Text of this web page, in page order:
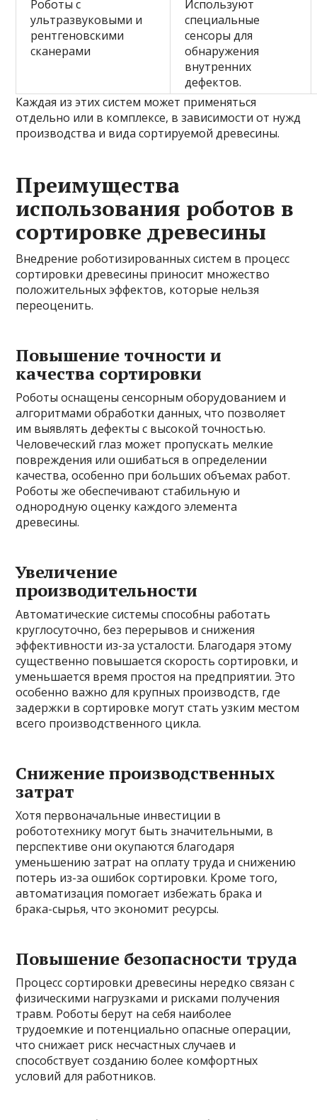
Роботы с
ультразвуковыми и
рентгеновскими
сканерами
Используют
специальные
сенсоры для
обнаружения
внутренних
дефектов.
Каждая из этих систем может применяться
отдельно или в комплексе, в зависимости от нужд
производства и вида сортируемой древесины.
Преимущества
использования роботов в
сортировке древесины
Внедрение роботизированных систем в процесс
сортировки древесины приносит множество
положительных эффектов, которые нельзя
переоценить.
Повышение точности и
качества сортировки
Роботы оснащены сенсорным оборудованием и
алгоритмами обработки данных, что позволяет
им выявлять дефекты с высокой точностью.
Человеческий глаз может пропускать мелкие
повреждения или ошибаться в определении
качества, особенно при больших объемах работ.
Роботы же обеспечивают стабильную и
однородную оценку каждого элемента
древесины.
Увеличение
производительности
Автоматические системы способны работать
круглосуточно, без перерывов и снижения
эффективности из-за усталости. Благодаря этому
существенно повышается скорость сортировки, и
уменьшается время простоя на предприятии. Это
особенно важно для крупных производств, где
задержки в сортировке могут стать узким местом
всего производственного цикла.
Снижение производственных
затрат
Хотя первоначальные инвестиции в
робототехнику могут быть значительными, в
перспективе они окупаются благодаря
уменьшению затрат на оплату труда и снижению
потерь из-за ошибок сортировки. Кроме того,
автоматизация помогает избежать брака и
брака-сырья, что экономит ресурсы.
Повышение безопасности труда
Процесс сортировки древесины нередко связан с
физическими нагрузками и рисками получения
травм. Роботы берут на себя наиболее
трудоемкие и потенциально опасные операции,
что снижает риск несчастных случаев и
способствует созданию более комфортных
условий для работников.